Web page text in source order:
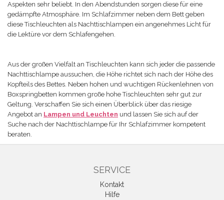
Aspekten sehr beliebt. In den Abendstunden sorgen diese für eine
gedämpfte Atmosphäre. Im Schlafzimmer neben dem Bett geben
diese Tischleuchten als Nachttischlampen ein angenehmes Licht für
die Lektüre vor dem Schlafengehen.
Aus der großen Vielfalt an Tischleuchten kann sich jeder die passende
Nachttischlampe aussuchen, die Höhe richtet sich nach der Höhe des
Kopfteils des Bettes. Neben hohen und wuchtigen Rückenlehnen von
Boxspringbetten kommen große hohe Tischleuchten sehr gut zur
Geltung. Verschaffen Sie sich einen Überblick über das riesige
Angebot an Lampen und Leuchten und lassen Sie sich auf der
Suche nach der Nachttischlampe für Ihr Schlafzimmer kompetent
beraten.
SERVICE
Kontakt
Hilfe